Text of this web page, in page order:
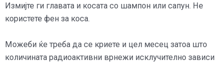
Измијте ги главата и косата со шампон или сапун. Не
користете фен за коса.
Можеби ќе треба да се криете и цел месец затоа што
количината радиоактивни врнежи исклучително зависи